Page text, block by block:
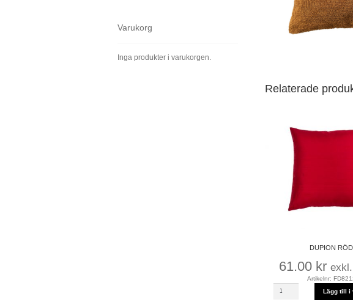
Relaterade
DUPION RÖD
61.00 kr
Artikelnr:
Lägg till i
Varukorg
Inga produkter i varukorgen.